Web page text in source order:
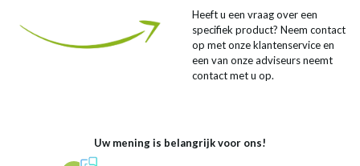
Heeft u een vraag over een
specifiek product? Neem contact
op met onze klantenservice en
een van onze adviseurs neemt
contact met u op.
Uw mening is belangrijk voor ons!